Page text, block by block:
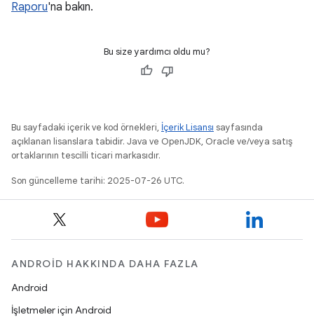
Raporu'na bakın.
Bu size yardımcı oldu mu?
Bu sayfadaki içerik ve kod örnekleri, İçerik Lisansı sayfasında
açıklanan lisanslara tabidir. Java ve OpenJDK, Oracle ve/veya satış
ortaklarının tescilli ticari markasıdır.
Son güncelleme tarihi: 2025-07-26 UTC.
ANDROID HAKKINDA DAHA FAZLA
Android
İşletmeler için Android